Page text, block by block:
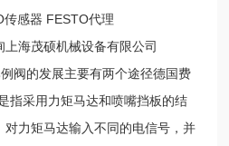
感器 FESTO代理
海茂硕机械设备有限公司
阀的发展主要有两个途径德国费
指采用力矩马达和喷嘴挡板的结
力矩马达输入不同的电信号，并